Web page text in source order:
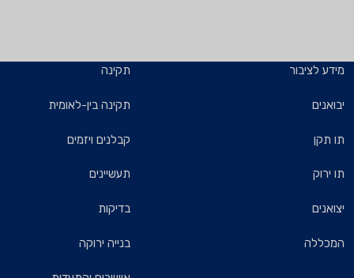
מידע לציבור
יבואנים
תו תקן
תו ירוק
יצואנים
המכללה
תקינה
תקינה בין-לאומית
קבלנים ויזמים
תעשיינים
בדיקות
בנייה ירוקה